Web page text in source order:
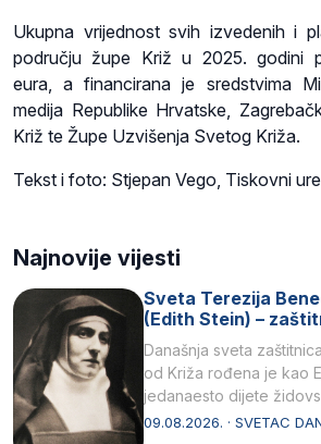
Ukupna vrijednost svih izvedenih i
području župe Križ u 2025. godini
eura, a financirana je sredstvima
medija Republike Hrvatske,
Križ te Župe Uzvišenja Svetog Križa.
Tekst i foto: Stjepan Vego, Tiskovni
Najnovije vijesti
Sveta Terezija
(Edith Stein) –
Današnja sveta
od Križa rođena je kao
jedanaesto dijete
listopada 1891, u
09.08.2026. · SVETAC